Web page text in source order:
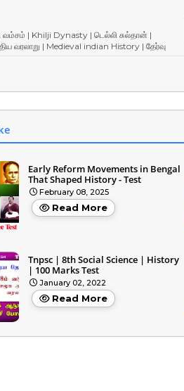
வம்சம் | Khilji Dynasty | டெல்லி சுல்தான் |
வரலாறு | Medieval indian History | தேர்வு
Early Reform Movements in Bengal
That Shaped History - Test
February 08, 2025
Read More
Tnpsc | 8th Social Science | History
| 100 Marks Test
January 02, 2022
Read More